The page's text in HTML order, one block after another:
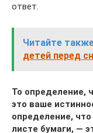
ответ.
Читайте
детей перед
То определение,
это ваше
определение,
листе бумаги, —